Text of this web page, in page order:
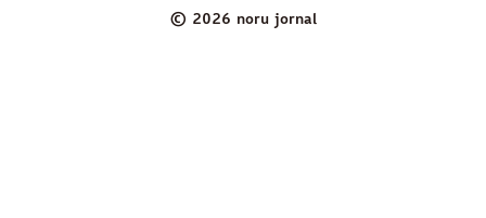
© 2026 noru jornal